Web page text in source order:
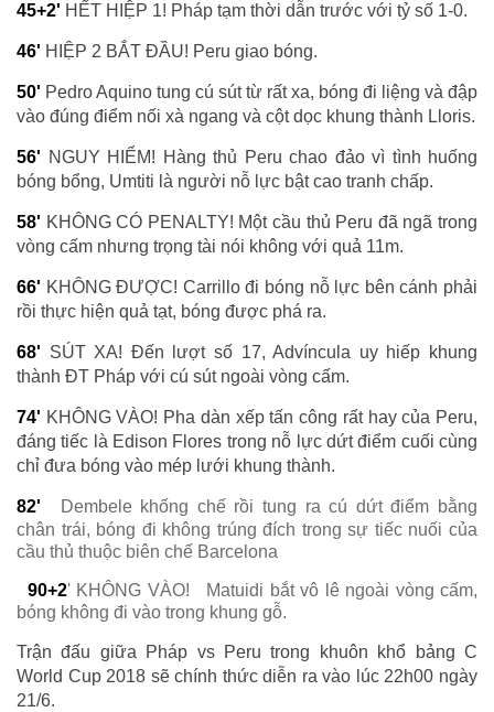
45+2' HẾT HIỆP 1! Pháp tạm thời dẫn trước với tỷ số 1-0.
46' HIỆP 2 BẮT ĐẦU! Peru giao bóng.
50' Pedro Aquino tung cú sút từ rất xa, bóng đi liệng và đập
vào đúng điểm nối xà ngang và cột dọc khung thành Lloris.
56' NGUY HIỂM! Hàng thủ Peru chao đảo vì tình huống
bóng bổng, Umtiti là người nỗ lực bật cao tranh chấp.
58' KHÔNG CÓ PENALTY! Một cầu thủ Peru đã ngã trong
vòng cấm nhưng trọng tài nói không với quả 11m.
66' KHÔNG ĐƯỢC! Carrillo đi bóng nỗ lực bên cánh phải
rồi thực hiện quả tạt, bóng được phá ra.
68' SÚT XA! Đến lượt số 17, Advíncula uy hiếp khung
thành ĐT Pháp với cú sút ngoài vòng cấm.
74' KHÔNG VÀO! Pha dàn xếp tấn công rất hay của Peru,
đáng tiếc là Edison Flores trong nỗ lực dứt điểm cuối cùng
chỉ đưa bóng vào mép lưới khung thành.
82'
Dembele khống chế rồi tung ra cú dứt điểm bằng
chân trái, bóng đi không trúng đích trong sự tiếc nuối của
cầu thủ thuộc biên chế Barcelona
90+2' KHÔNG VÀO!
Matuidi bắt vô lê ngoài vòng cấm,
bóng không đi vào trong khung gỗ.
Trận đấu giữa Pháp vs Peru trong khuôn khổ bảng C
World Cup 2018 sẽ chính thức diễn ra vào lúc 22h00 ngày
21/6.